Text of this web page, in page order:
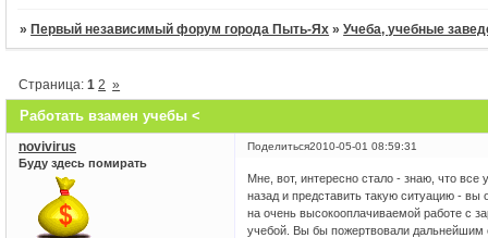
»Первый независимый форум города Пыть-Ях »Учеба, учебные
Работать взамен учебы <
Страница:1 2 »
Поделиться2010-05-01 08:59:31
novivirus
Буду здесь помирать
Мне, вот, интересно стало - знаю, что
назад и представить такую ситуацию - вы
на очень высокооплачиваемой работе с
учебой. Вы бы пожертвовали дальнейшим